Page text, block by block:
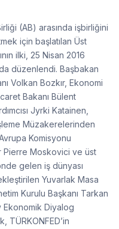
(AB) arasında işbirliğini
için başlatılan Üst
ilki, 25 Nisan 2016
düzenlendi. Başbakan
Volkan Bozkır, Ekonomi
Bakanı Bülent
Jyrki Katainen,
Müzakerelerinden
Komisyonu
Pierre Moskovici ve üst
gelen iş dünyası
Yuvarlak Masa
Kurulu Başkanı Tarkan
Diyalog
TÜRKONFED’in